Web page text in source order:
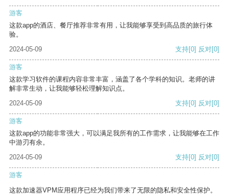
游客
这款app的酒店、餐厅推荐非常有用，让我能够享受到高品质的旅行体
验。
2024-05-09
支持[0] 反对[0]
游客
这款学习软件的课程内容非常丰富，涵盖了各个学科的知识。老师的讲
解非常生动，让我能够轻松理解知识点。
2024-05-09
支持[0] 反对[0]
游客
这款app的功能非常强大，可以满足我所有的工作需求，让我能够在工作
中游刃有余。
2024-05-09
支持[0] 反对[0]
游客
这款加速器VPM应用程序已经为我们带来了无限的隐私和安全性保护。